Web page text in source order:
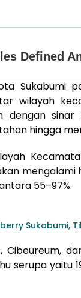
Sukabumi
wilayah
dengan
hingga
mengalami
55–97%.
Sukabumi,
Cibeureum,
serupa yaitu